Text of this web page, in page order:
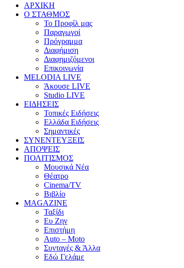
ΑΡΧΙΚΗ
Ο ΣΤΑΘΜΟΣ
Το Προφίλ μας
Παραγωγοί
Πρόγραμμα
Διαφήμιση
Διαφημιζόμενοι
Επικοινωνία
MELODIA LIVE
Άκουσε LIVE
Studio LIVE
ΕΙΔΗΣΕΙΣ
Τοπικές Ειδήσεις
Ελλάδα Ειδήσεις
Σημαντικές
ΣΥΝΕΝΤΕΥΞΕΙΣ
ΑΠΟΨΕΙΣ
ΠΟΛΙΤΙΣΜΟΣ
Μουσικά Νέα
Θέατρο
Cinema/TV
Βιβλίο
MAGAZINE
Ταξίδι
Ευ Ζην
Επιστήμη
Auto – Moto
Συνταγές & Άλλα
Εδώ Γελάμε